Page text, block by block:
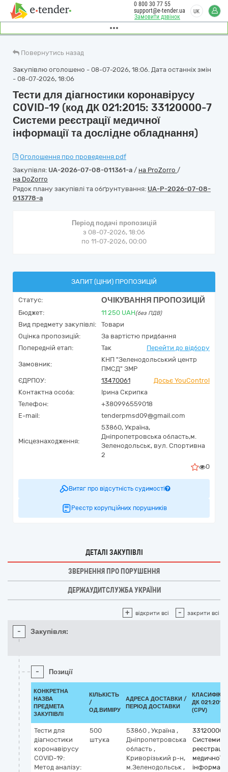
Замовити дзвінок
0 800 30 77 55
support@e-tender.ua
UK
Повернутись назад
Закупівлю оголошено - 08-07-2026, 18:06. Дата останніх змін
- 08-07-2026, 18:06
Тести для діагностики коронавірусу
COVID-19 (код ДК 021:2015: 33120000-7
Системи реєстрації медичної
інформації та дослідне обладнання)
Оголошення про проведення.pdf
Закупівля: UA-2026-07-08-011361-a / на ProZorro /
на DoZorro
Рядок плану закупівлі та обґрунтування: UA-P-2026-07-08-
013778-a
Період подачі пропозицій
з 08-07-2026, 18:06
по 11-07-2026, 00:00
ЗАПИТ (ЦІНИ) ПРОПОЗИЦІЙ
Статус: ОЧІКУВАННЯ ПРОПОЗИЦІЙ
Бюджет: 11 250 UAH(без ПДВ)
Вид предмету закупівлі:
Товари
Оцінка пропозицій:
За вартістю придбання
Попередній етап:
Так Перейти до відбору
Замовник:
КНП "Зеленодольський центр
ПМСД" ЗМР
ЄДРПОУ:
13470061
Досьє YouControl
Контактна особа:
Ірина Скрипка
Телефон:
+380996559018
E-mail:
tenderpmsd09@gmail.com
Місцезнаходження:
53860, Україна,
Дніпропетровська область,м.
Зеленодольськ, вул. Спортивна
2
0
Витяг про відсутність судимості
Реєстр корупційних порушників
ДЕТАЛІ ЗАКУПІВЛІ
ЗВЕРНЕННЯ ПРО ПОРУШЕННЯ
ДЕРЖАУДИТСЛУЖБА УКРАЇНИ
+ відкрити всі - закрити всі
- Закупівля:
- Позиції
КОНКРЕТНА
НАЗВА
ПРЕДМЕТА
ЗАКУПІВЛІ
КІЛЬКІСТЬ
/
ОД.ВИМІРУ
АДРЕСА ДОСТАВКИ /
ПЕРІОД ДОСТАВКИ
ДК 021:2015
(CPV)
Тести для
діагностики
коронавірусу
COVID-19:
Метод аналізу:
500
штука
53860 , Україна ,
Дніпропетровська
область ,
Криворізький р-н,
м.Зеленодольськ ,
33120000-
Системи
реєстрації
медичної